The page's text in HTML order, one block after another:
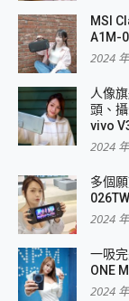
MSI
A1M-
2024
人像
頭、
vivo
2024
多個
2024
一吸
ONE
2024